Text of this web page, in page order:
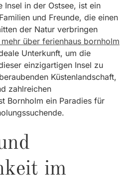
Insel in der Ostsee, ist ein
und Freunde, die einen
der Natur verbringen
mehr über ferienhaus bornholm
Unterkunft, um die
einzigartigen Insel zu
Küstenlandschaft,
zahlreichen
Bornholm ein Paradies für
im